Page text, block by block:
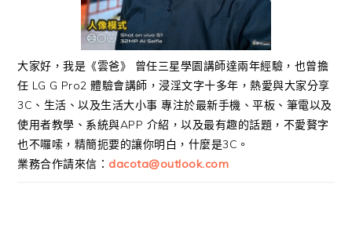
大家好，我是《雲爸》 曾任三星學園講師達兩年經驗，也曾擔
任 LG G Pro2 體驗會講師，浸淫文字十多年，熱愛與大家分享
3C、生活、以及生活大小事 專注於最新手機、平板、筆電以及
使用者教學、系統與APP 介紹，以及最有趣的話題，不愛贅字
也不囉嗦，精簡扼要的讓你明白，什麼是3C。
業務合作請來信： dacota@outlook.com